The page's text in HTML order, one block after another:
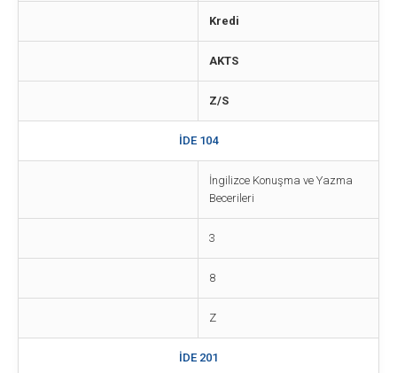
Kredi
AKTS
Z/S
İDE 104
İngilizce Konuşma ve Yazma
Becerileri
3
8
Z
İDE 201